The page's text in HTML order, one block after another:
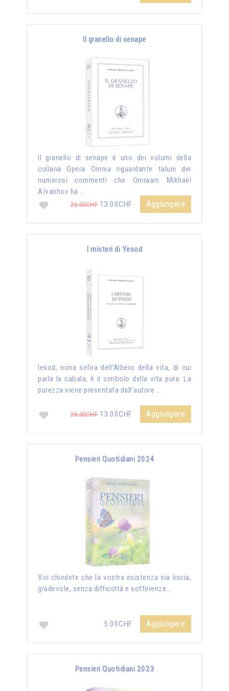
Il granello di senape
Il granello di senape è uno dei volumi della
collana Opera Omnia riguardante taluni dei
numerosi commenti che Omraam Mikhaël
Aïvanhov ha …
26.00CHF 13.00CHF Aggiungere
I misteri di Yesod
Iesod, nona sefira dell’Albero della vita, di cui
parla la cabala, è il simbolo della vita pura. La
purezza viene presentata dall'autore …
26.00CHF 13.00CHF Aggiungere
Pensieri Quotidiani 2024
Voi chiedete che la vostra esistenza sia liscia,
gradevole, senza difficoltà e sofferenze...
5.00CHF Aggiungere
Pensieri Quotidiani 2023